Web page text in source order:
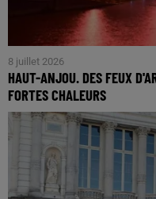
8 juillet 2026
HAUT-ANJOU. DES FEUX
FORTES CHALEURS